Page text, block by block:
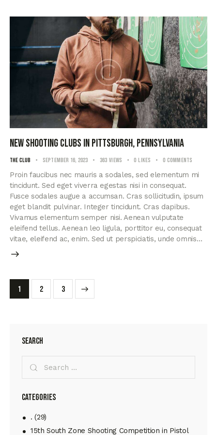
New shooting clubs in Pittsburgh, Pennsylvania
The club September 16, 2023 363 Views 0 Likes 0 Comments
Proin faucibus nec mauris a sodales, sed elementum mi
tincidunt. Sed eget viverra egestas nisi in consequat.
Fusce sodales augue a accumsan. Cras sollicitudin, ipsum
eget blandit pulvinar. Integer tincidunt. Cras dapibus.
Vivamus elementum semper nisi. Aenean vulputate
eleifend tellus. Aenean leo ligula, porttitor eu, consequat
vitae, eleifend ac, enim. Sed ut perspiciatis, unde omnis…
1 2 3
Search
Categories
. (29)
15th South Zone Shooting Competition in Pistol